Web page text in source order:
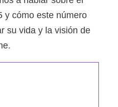
y cómo este número
su vida y la visión de